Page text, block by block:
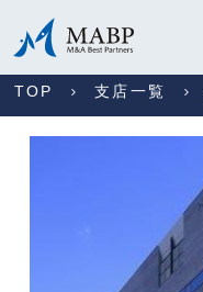
TOP 支店一覧